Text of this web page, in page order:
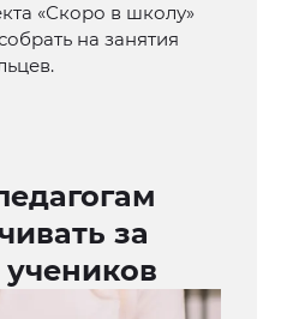
«Скоро в школу»
на занятия
за